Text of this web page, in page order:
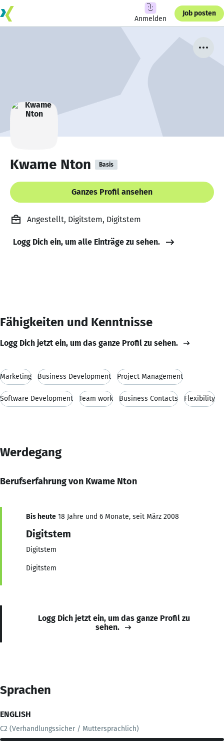
Anmelden
Job posten
Kwame Nton Basis
Ganzes Profil ansehen
Angestellt, Digitstem, Digitstem
Logg Dich ein, um alle Einträge zu sehen.
Fähigkeiten und Kenntnisse
Logg Dich jetzt ein, um das ganze Profil zu sehen.
Marketing Business Development Project Management
Software Development Team work Business Contacts Flexibility
Werdegang
Berufserfahrung von Kwame Nton
Bis heute 18 Jahre und 6 Monate, seit März 2008
Digitstem
Digitstem
Digitstem
Logg Dich jetzt ein, um das ganze Profil zu
sehen.
Sprachen
ENGLISH
C2 (Verhandlungssicher / Muttersprachlich)